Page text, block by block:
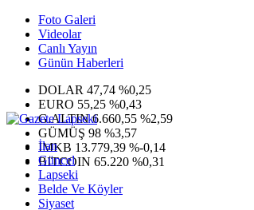
Foto Galeri
Videolar
Canlı Yayın
Günün Haberleri
DOLAR 47,74 %0,25
EURO 55,25 %0,43
G.ALTIN6.660,55 %2,59
GÜMÜŞ 98 %3,57
IMKB 13.779,39 %-0,14
BITCOIN 65.220 %0,31
İlan
Güncel
Lapseki
Belde Ve Köyler
Siyaset